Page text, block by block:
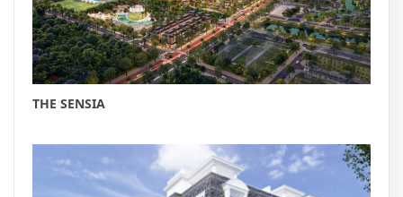
THE SENSIA